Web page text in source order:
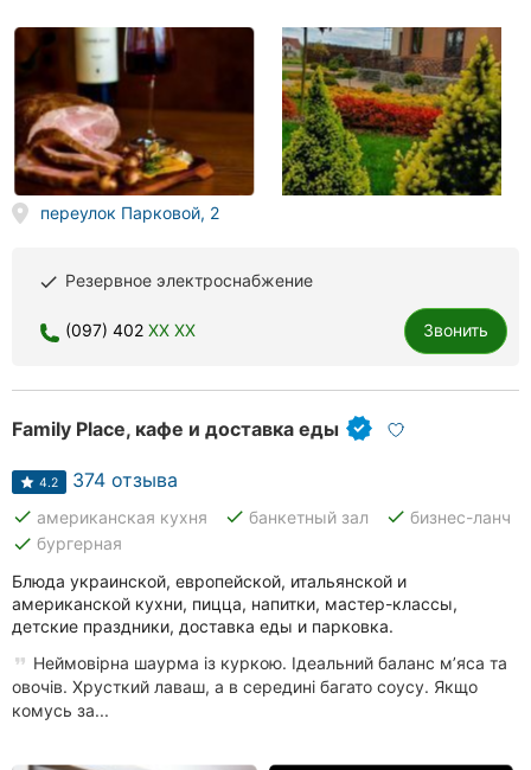
Все
Винница
Житомир
Тернополь
Хмельницкий
Ровно
Кропивницкий
Киев
Харьков
Запорожье
Днепр
Львов
переулок Парковой, 2
done Резервное электроснабжение
(097) 402 XX XX Звонить
Family Place, кафе и доставка еды
4.2 374 отзыва
done американская кухня done банкетный зал done бизнес-ланч
done бургерная
Блюда украинской, европейской, итальянской и
американской кухни, пицца, напитки, мастер-классы,
детские праздники, доставка еды и парковка.
Неймовірна шаурма із куркою. Ідеальний баланс м’яса та
овочів. Хрусткий лаваш, а в середині багато соусу. Якщо
комусь за...